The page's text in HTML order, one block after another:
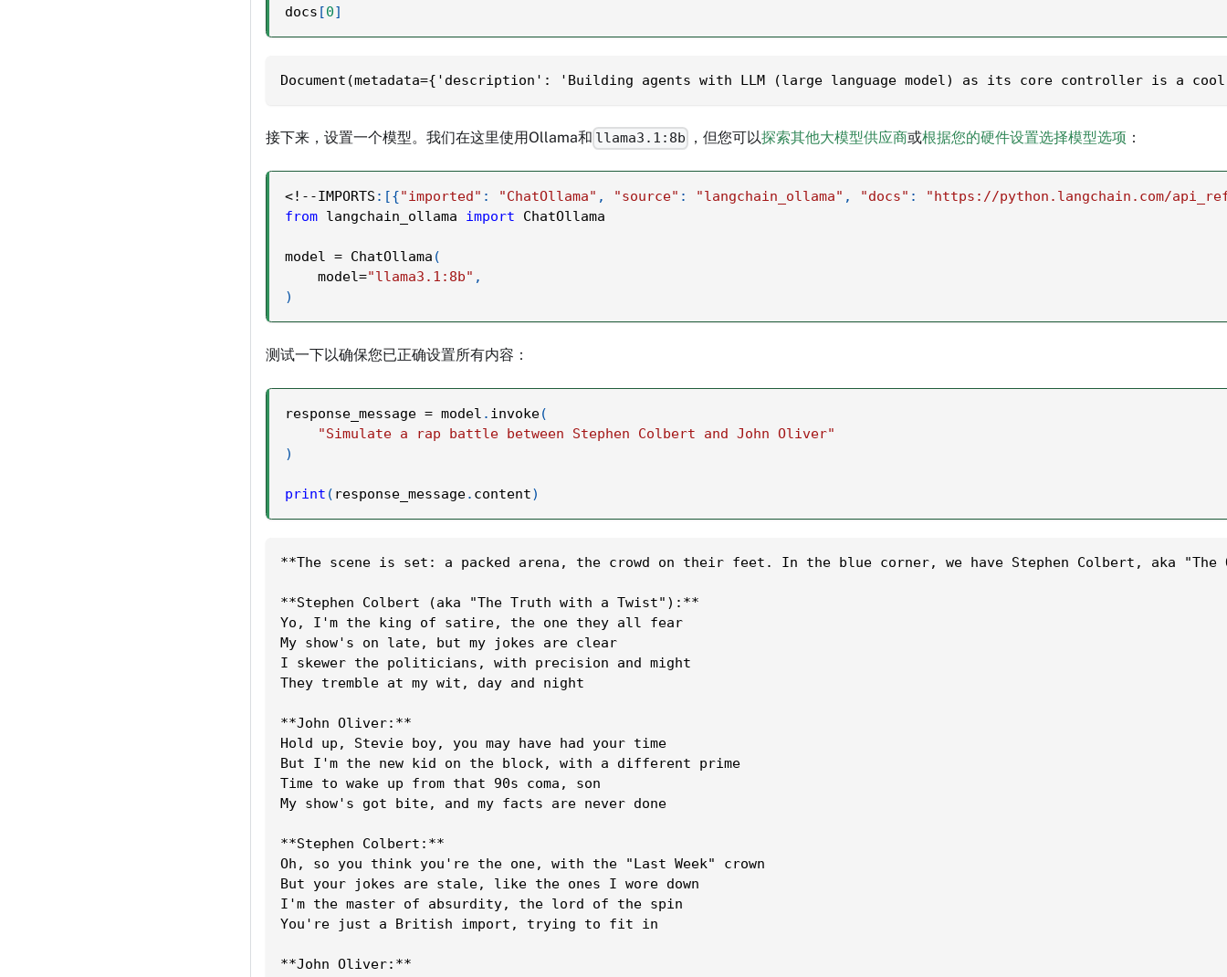
docs [0]
Document(metadata={'description': 'Building agents with LLM (large language model) as its core controller is a
接下来，设置一个模型。我们在这里使用Ollama和 llama3.1:8b ，但您可以探索其他大模型供应商或根据您的硬件设置选择模型选项 ：
<! - -IMPORTS : [{"imported" : "ChatOllama" , "source" : "langchain_ollama" , "docs" :
"https://python.langchain.com/
from langchain_ollama import ChatOllama
model = ChatOllama (
    model
="llama3.1:8b" ,
)
测试一下以确保您已正确设置所有内容：
response_message = model . invoke(
"Simulate a rap battle between Stephen Colbert and John Oliver"
)
print ( response_message. content)
**The scene is set: a packed arena, the crowd on their feet. In the blue corner, we have Stephen Colbert, aka
**Stephen Colbert (aka "The Truth with a Twist"):**
Yo, I'm the king of satire, the one they all fear
My show's on late, but my jokes are clear
I skewer the politicians, with precision and might
They tremble at my wit, day and night
**John Oliver:**
Hold up, Stevie boy, you may have had your time
But I'm the new kid on the block, with a different prime
Time to wake up from that 90s coma, son
My show's got bite, and my facts are never done
**Stephen Colbert:**
Oh, so you think you're the one, with the "Last Week" crown
But your jokes are stale, like the ones I wore down
I'm the master of absurdity, the lord of the spin
You're just a British import, trying to fit in
**John Oliver:**